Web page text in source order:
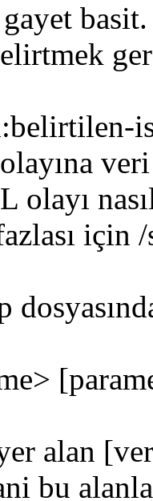
basit.
olayı
için
alan
bu